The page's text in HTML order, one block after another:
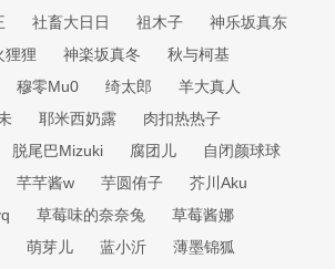
社畜大日日 祖木子
神乐坂真东
狸狸 神楽坂真冬
秋与柯基
穆零Mu0 绮太郎
羊大真人
耶米西奶露
肉扣热热子
脱尾巴Mizuki 腐团儿
自闭颜球球
芊芊酱w 芋圆侑子
芥川Aku
草莓味的奈奈兔
草莓酱娜
萌芽儿 蓝小沂
薄墨锦狐